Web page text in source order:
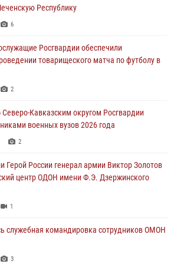
Всероссийское совещание-
развития вневедомственной охраны
10 1
и военнослужащие Росгвардии почтили
Визнюка
Уральского округа Росгвардии почтили
при исполнении воинского долга
Росгвардии прошли мероприятия к
И.К. Яковлева
Республику
6
Росгвардии обеспечили
товарищеского матча по футболу в
2
Кавказским округом Росгвардии
военных вузов 2026 года
2
Герой России генерал армии Виктор Золотов
центр ОДОН имени Ф.Э. Дзержинского
1
служебная командировка сотрудников ОМОН
3